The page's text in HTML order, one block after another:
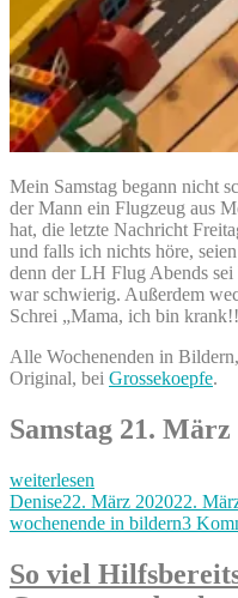
Mein Samstag begann nicht
der Mann ein Flugzeug aus
hat, die letzte Nachricht
und falls ich nichts höre,
denn der LH Flug Abends
war schwierig. Außerdem
Schrei „Mama, ich bin
Alle Wochenenden in
Original, bei Grossekoepfe.
Samstag 21. März
„Mann
zurück
&
krank,
unser
weiterlesen
Autor
DeniseVeröffentlicht
am
22. März 202022.
wochenende in bildern3
So viel